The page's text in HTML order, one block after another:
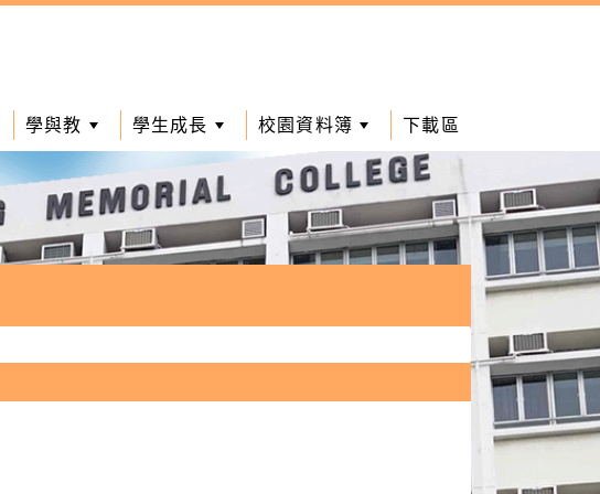
學與教 學生成長 校園資料簿 下載區